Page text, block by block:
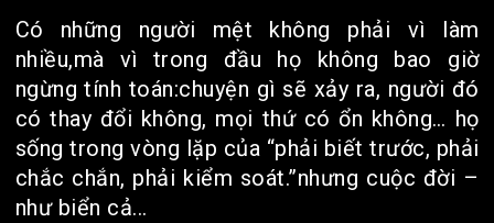
Có những người mệt không phải vì làm
nhiều,mà vì trong đầu họ không bao giờ
ngừng tính toán:chuyện gì sẽ xảy ra, người đó
có thay đổi không, mọi thứ có ổn không… họ
sống trong vòng lặp của “phải biết trước, phải
chắc chắn, phải kiểm soát.”nhưng cuộc đời –
như biển cả...